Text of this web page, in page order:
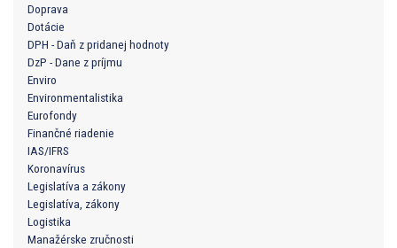
Doprava
Dotácie
DPH - Daň z pridanej hodnoty
DzP - Dane z príjmu
Enviro
Environmentalistika
Eurofondy
Finančné riadenie
IAS/IFRS
Koronavírus
Legislatíva a zákony
Legislatíva, zákony
Logistika
Manažérske zručnosti